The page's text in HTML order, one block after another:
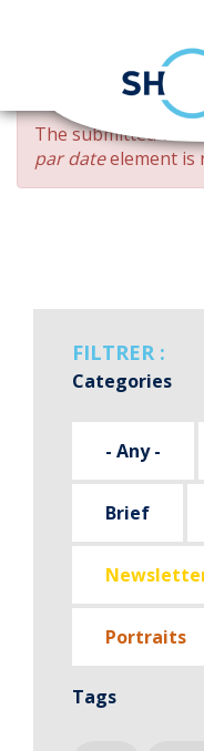
Skip
main
content
ERROR
MESSAGE
The submitted value
par dateelement is
FILTRER :
Categories
- Any -
Brief
Portraits
Tags